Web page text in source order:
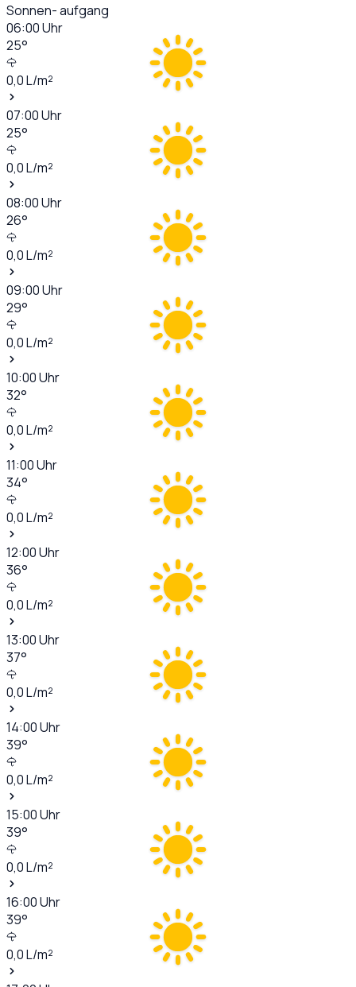
Sonnen- aufgang
06:00Uhr
25°
0,0L/m²
07:00Uhr
25°
0,0L/m²
08:00Uhr
26°
0,0L/m²
09:00Uhr
29°
0,0L/m²
10:00Uhr
32°
0,0L/m²
11:00Uhr
34°
0,0L/m²
12:00Uhr
36°
0,0L/m²
13:00Uhr
37°
0,0L/m²
14:00Uhr
39°
0,0L/m²
15:00Uhr
39°
0,0L/m²
16:00Uhr
39°
0,0L/m²